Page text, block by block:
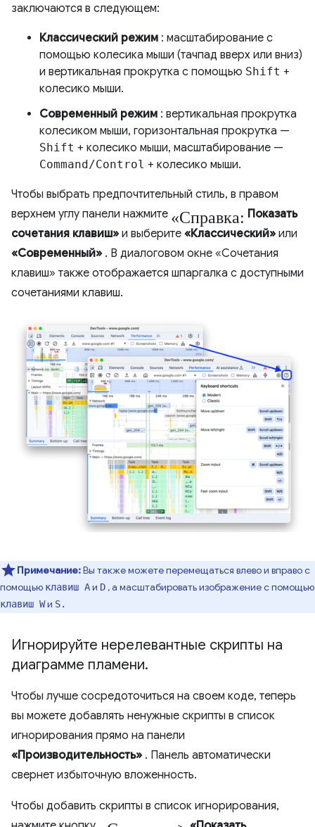
заключаются в следующем:
Классический режим : масштабирование с
помощью колесика мыши (тачпад вверх или вниз)
и вертикальная прокрутка с помощью Shift +
колесико мыши.
Современный режим : вертикальная прокрутка
колесиком мыши, горизонтальная прокрутка —
Shift + колесико мыши, масштабирование —
Command/Control + колесико мыши.
Чтобы выбрать предпочтительный стиль, в правом
верхнем углу панели нажмите «Справка: Показать
сочетания клавиш» и выберите «Классический» или
«Современный» . В диалоговом окне «Сочетания
клавиш» также отображается шпаргалка с доступными
сочетаниями клавиш.
Примечание:Вы также можете перемещаться влево и вправо с
помощью клавиш Aи D , а масштабировать изображение с помощью
клавиш Wи S.
Игнорируйте нерелевантные скрипты на
диаграмме пламени.
Чтобы лучше сосредоточиться на своем коде, теперь
вы можете добавлять ненужные скрипты в список
игнорирования прямо на панели
«Производительность» . Панель автоматически
свернет избыточную вложенность.
Чтобы добавить скрипты в список игнорирования,